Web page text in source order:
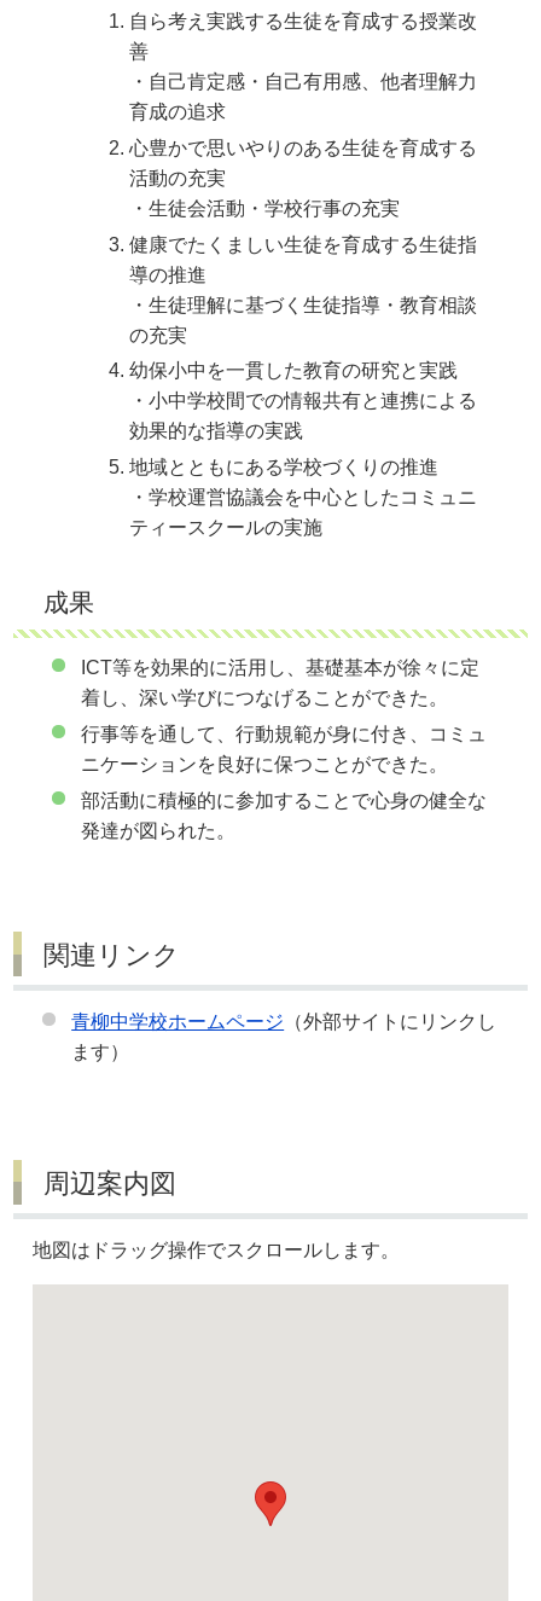
自ら考え実践する生徒を育成する授業改
善
・自己肯定感・自己有用感、他者理解力
育成の追求
心豊かで思いやりのある生徒を育成する
活動の充実
・生徒会活動・学校行事の充実
健康でたくましい生徒を育成する生徒指
導の推進
・生徒理解に基づく生徒指導・教育相談
の充実
幼保小中を一貫した教育の研究と実践
・小中学校間での情報共有と連携による
効果的な指導の実践
地域とともにある学校づくりの推進
・学校運営協議会を中心としたコミュニ
ティースクールの実施
成果
ICT等を効果的に活用し、基礎基本が徐々に定
着し、深い学びにつなげることができた。
行事等を通して、行動規範が身に付き、コミュ
ニケーションを良好に保つことができた。
部活動に積極的に参加することで心身の健全な
発達が図られた。
関連リンク
青柳中学校ホームページ （外部サイトにリンクし
ます）
周辺案内図
地図はドラッグ操作でスクロールします。